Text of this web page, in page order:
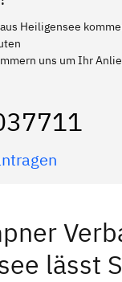
Heiligensee
uns um Ihr
lässt